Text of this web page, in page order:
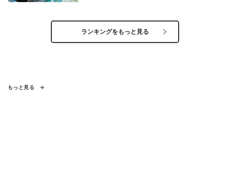
ランキングをもっと見る
もっと見る